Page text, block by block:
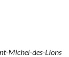
Michel-des-Lions